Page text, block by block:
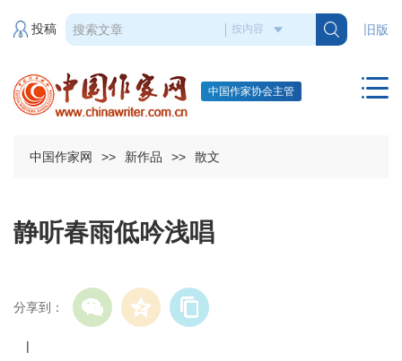
旧版
投稿
中国作家协会主管
中国作家网 >> 新作品 >> 散文
静听春雨低吟浅唱
分享到：
|